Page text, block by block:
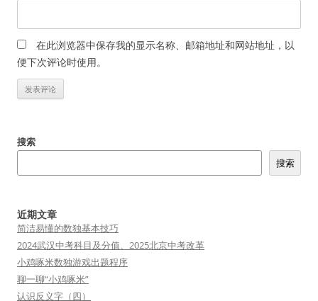
在此浏览器中保存我的显示名称、邮箱地址和网站地址，以
便下次评论时使用。
搜索
搜索
近期文章
简洁易懂的数独基本技巧
2024武汉中考科目及分值、2025北京中考改革
小鸡啄米数独游戏出题程序
聊一聊“小鸡啄米”
认识反义字（四）